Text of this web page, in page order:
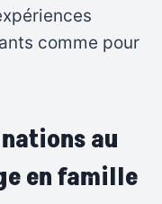
comme pour
au
en famille